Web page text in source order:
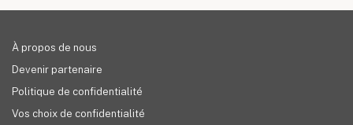
À propos de nous
Devenir partenaire
Politique de confidentialité
Vos choix de confidentialité